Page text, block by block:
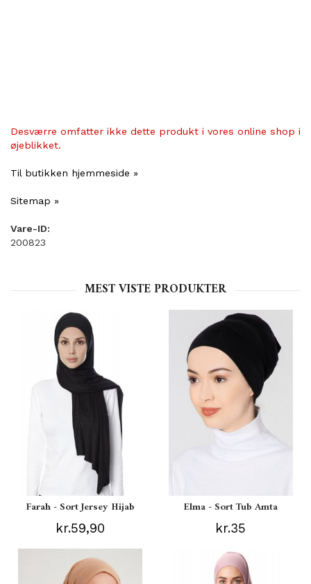
Desværre omfatter ikke dette produkt i vores online shop i
øjeblikket.
Til butikken hjemmeside »
Sitemap »
Vare-ID:
200823
MEST VISTE PRODUKTER
Farah - Sort Jersey Hijab
kr.59,90
Elma - Sort Tub Amta
kr.35